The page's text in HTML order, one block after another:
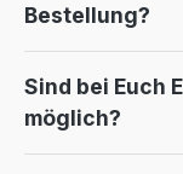
Bestellung?
Sind bei Euch
möglich?